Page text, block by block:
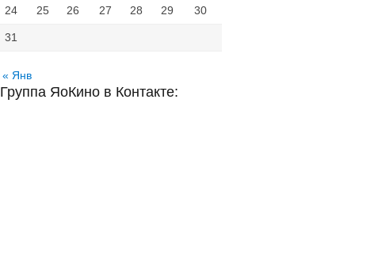
24 25 26 27 28 29 30
31
« Янв
Группа ЯоКино в Контакте: